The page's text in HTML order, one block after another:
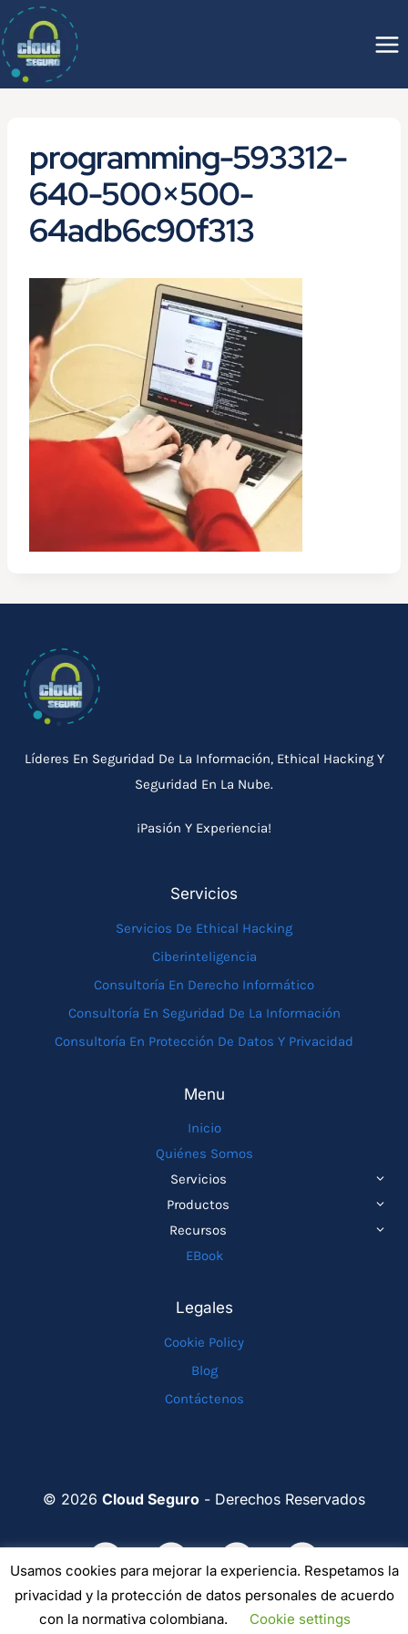
Saltar
al
contenido
programming-593312-
640-500×500-
64adb6c90f313
Líderes En Seguridad De La Información, Ethical Hacking Y
Seguridad En La Nube.
¡Pasión Y Experiencia!
Servicios
Servicios De Ethical Hacking
Ciberinteligencia
Consultoría En Derecho Informático
Consultoría En Seguridad De La Información
Consultoría En Protección De Datos Y Privacidad
Menu
Inicio
Quiénes Somos
Servicios
HIJO
Productos
HIJO
Recursos
EBook
Legales
Cookie Policy
Blog
Contáctenos
© 2026 Cloud Seguro - Derechos Reservados
Usamos cookies para mejorar la experiencia. Respetamos la
privacidad y la protección de datos personales de acuerdo
con la normativa colombiana.
Cookie settings